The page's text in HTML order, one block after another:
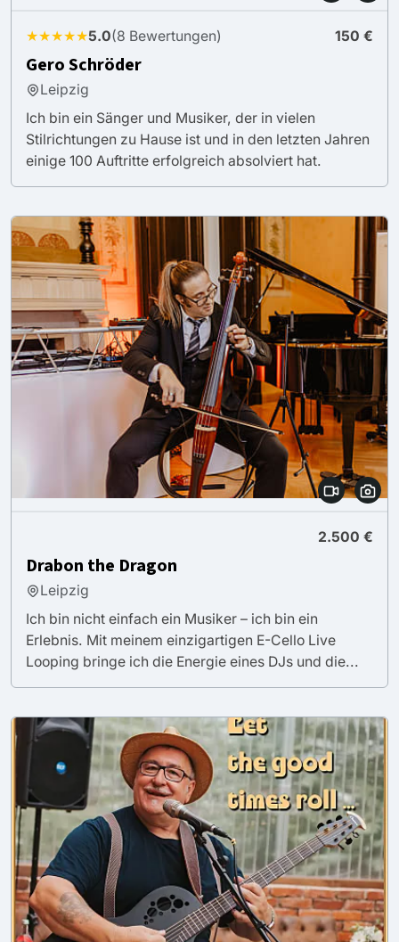
★★★★★5.0(8 Bewertungen) 150 €
Gero Schröder
Leipzig
Ich bin ein Sänger und Musiker, der in vielen
Stilrichtungen zu Hause ist und in den letzten Jahren
einige 100 Auftritte erfolgreich absolviert hat.
2.500 €
Drabon the Dragon
Leipzig
Ich bin nicht einfach ein Musiker – ich bin ein
Erlebnis. Mit meinem einzigartigen E-Cello Live
Looping bringe ich die Energie eines DJs und die...